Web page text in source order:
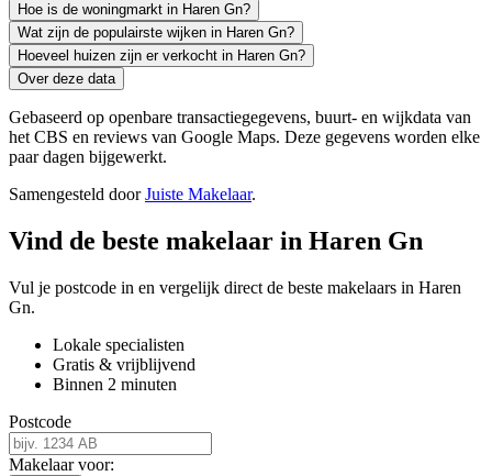
Hoe is de woningmarkt in Haren Gn?
Wat zijn de populairste wijken in Haren Gn?
Hoeveel huizen zijn er verkocht in Haren Gn?
Over deze data
Gebaseerd op openbare transactiegegevens, buurt- en wijkdata van
het CBS en reviews van Google Maps. Deze gegevens worden elke
paar dagen bijgewerkt.
Samengesteld doorJuiste Makelaar.
Vind de beste makelaar in Haren Gn
Vul je postcode in en vergelijk direct de beste makelaars in Haren
Gn.
Lokale specialisten
Gratis & vrijblijvend
Binnen 2 minuten
Postcode
Makelaar voor: